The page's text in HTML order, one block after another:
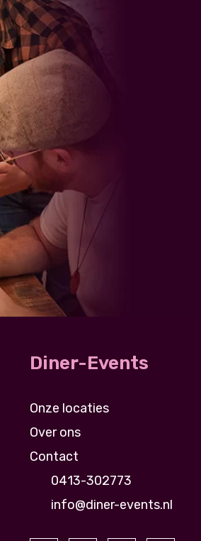
Diner-Events
Onze locaties
Over ons
Contact
0413-302773
info@diner-events.nl